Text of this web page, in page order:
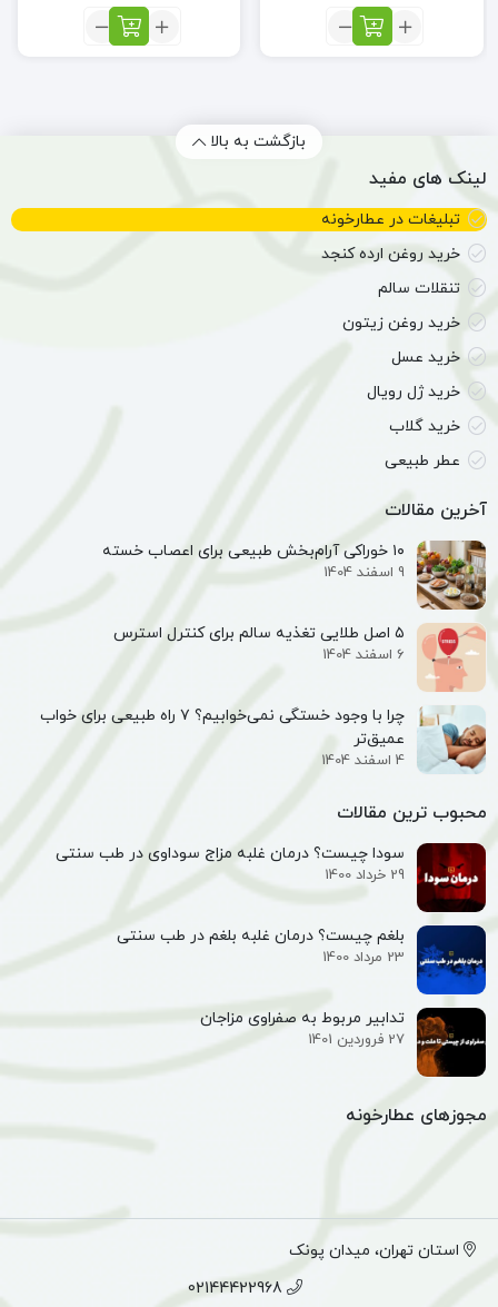
تعداد:
مازو
تعداد:
گل
بازگشت به بالا
لینک های مفید
تبلیغات در عطارخونه
خرید روغن ارده کنجد
تنقلات سالم
خرید روغن زیتون
خرید عسل
خرید ژل رویال
خرید گلاب
عطر طبیعی
آخرین مقالات
۱۰ خوراکی آرام‌بخش طبیعی برای اعصاب خسته
9 اسفند 1404
۵ اصل طلایی تغذیه سالم برای کنترل استرس
6 اسفند 1404
چرا با وجود خستگی نمی‌خوابیم؟ ۷ راه طبیعی برای خواب
عمیق‌تر
4 اسفند 1404
محبوب ترین مقالات
سودا چیست؟ درمان غلبه مزاج سوداوی در طب سنتی
29 خرداد 1400
بلغم چیست؟ درمان غلبه بلغم در طب سنتی
23 مرداد 1400
تدابیر مربوط به صفراوی مزاجان
27 فروردین 1401
مجوزهای عطارخونه
استان تهران، میدان پونک
02144422968